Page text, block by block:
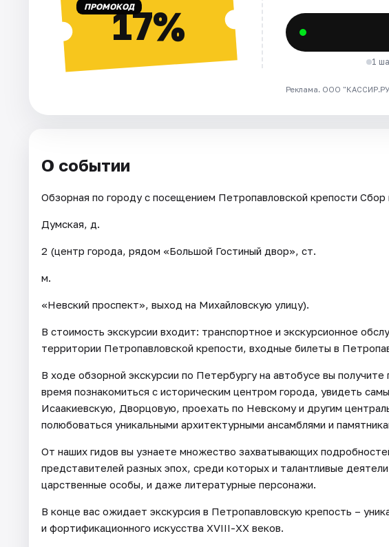
ПРОМОКОД17%
1
Реклама. ООО
О событии
Обзорная по городу с посещением Петропавловской крепости
Думская, д.
2 (центр города, рядом «Большой Гостиный двор», ст.
м.
«Невский проспект», выход на Михайловскую улицу).
В стоимость экскурсии входит: транспортное и экскурсионное
территории Петропавловской крепости, входные билеты в
В ходе обзорной экскурсии по Петербургу на автобусе вы
время познакомиться с историческим центром города, увидеть
Исаакиевскую, Дворцовую, проехать по Невскому и другим
полюбоваться уникальными архитектурными ансамблями и
От наших гидов вы узнаете множество захватывающих
представителей разных эпох, среди которых и талантливые
царственные особы, и даже литературные персонажи.
В конце вас ожидает экскурсия в Петропавловскую крепость –
и фортификационного искусства ХVIII-ХХ веков.